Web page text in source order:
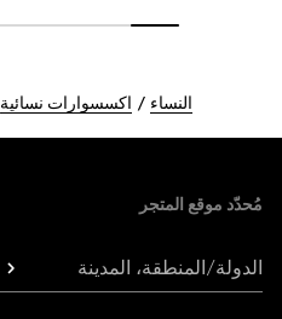
النساء اكسسوارات نسائية
مُحدّد موقع المتجر
الدولة/المنطقة، المدينة